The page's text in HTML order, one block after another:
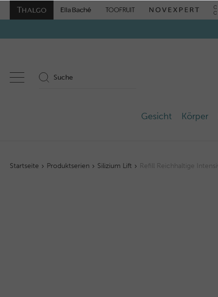
Gesicht Körper
Startseite Produktserien Silizium Lift Refill Reichhaltige